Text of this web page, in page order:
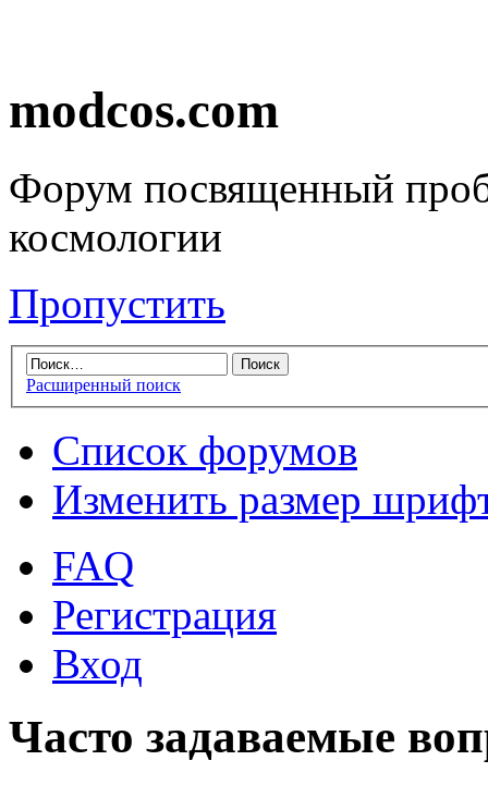
modcos.com
Форум посвященный
космологии
Пропустить
Расширенный поиск
Список форумов
Изменить размер
FAQ
Регистрация
Вход
Часто задаваемые